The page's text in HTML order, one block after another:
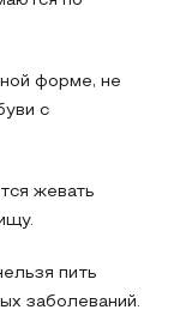
форме, не
с
жевать
пить
заболеваний.